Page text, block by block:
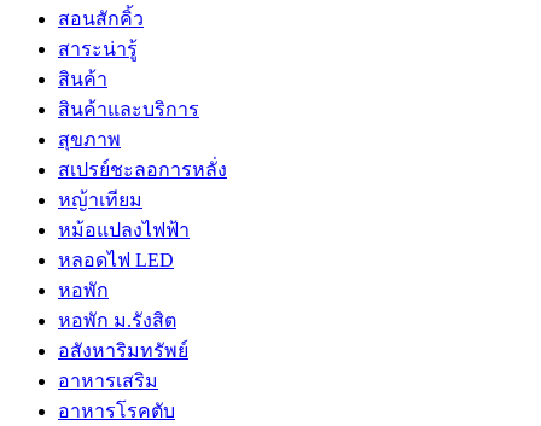
สอนสักคิ้ว
สาระน่ารู้
สินค้า
สินค้าและบริการ
สุขภาพ
สเปรย์ชะลอการหลั่ง
หญ้าเทียม
หม้อแปลงไฟฟ้า
หลอดไฟ LED
หอพัก
หอพัก ม.รังสิต
อสังหาริมทรัพย์
อาหารเสริม
อาหารโรคตับ